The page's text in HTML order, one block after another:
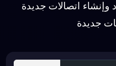
اتصالات جديدة
جديدة